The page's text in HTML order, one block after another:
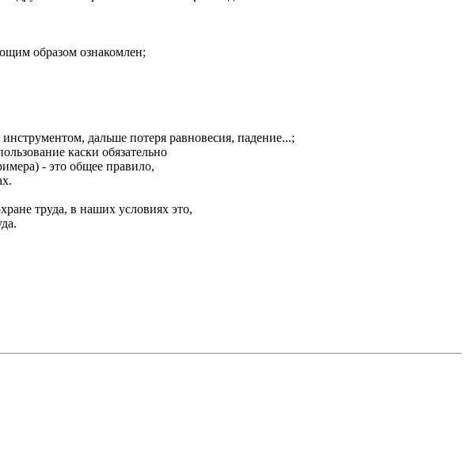
образом ознакомлен;
дальше потеря равновесия, падение...;
каски обязательно
- это общее правило,
труда, в наших условиях это,